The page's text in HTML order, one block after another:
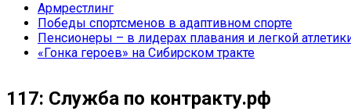
Армрестлинг
Победы спортсменов в адаптивном спорте
Пенсионеры – в лидерах плавания и легкой
«Гонка героев» на Сибирском тракте
117: Служба по контракту.рф